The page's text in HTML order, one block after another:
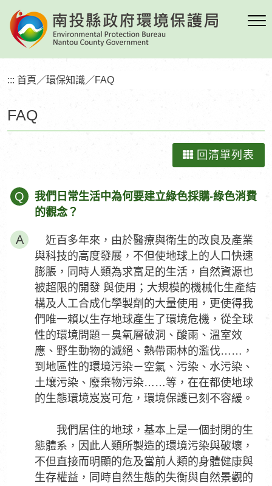
到
要
塊FAQ
::: 首頁 ／環保知識／FAQ
回清單列表
Q
我們日常生活中為何要建立綠色採購-綠色消費
的觀念？
近百多年來，由於醫療與衛生的改良及產業
與科技的高度發展，不但使地球上的人口快速
膨脹，同時人類為求富足的生活，自然資源也
被超限的開發 與使用；大規模的機械化生產結
構及人工合成化學製劑的大量使用，更使得我
們唯一賴以生存地球產生了環境危機，從全球
性的環境問題－臭氧層破洞、酸雨、溫室效
應、野生動物的滅絕、熱帶雨林的濫伐……，
到地區性的環境污染－空氣、污染、水污染、
土壤污染、廢棄物污染……等，在在都使地球
的生態環境岌岌可危，環境保護已刻不容緩。
我們居住的地球，基本上是一個封閉的生
態體系，因此人類所製造的環境污染與破壞，
不但直接而明顯的危及當前人類的身體健康與
生存權益，同時自然生態的失衡與自然景觀的